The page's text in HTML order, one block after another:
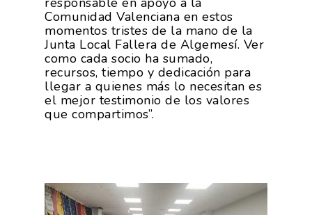
Comunidad Valenciana en estos
momentos tristes de la mano de la
Junta Local Fallera de Algemesí. Ver
como cada socio ha sumado,
recursos, tiempo y dedicación para
llegar a quienes más lo necesitan es
el mejor testimonio de los valores
que compartimos”.
Nutrición Y Salud
Opinión
RSC
Sostenibilidad
Exportaciones 2017
Exportaciones 2016
Exportaciones 2015
Juntos Contra El
Proyectos Destacados
Promoción De La
Alimentación
Campañas De
Sostenibilidad
Innovación
Videos
Contacto
Intranet